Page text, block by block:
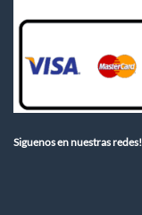
Siguenos en nuestras redes!